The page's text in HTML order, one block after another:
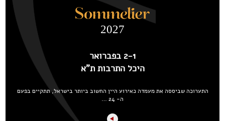
2027
2-1 בפברואר
היכל התרבות ת"א
התערוכה שביססה את מעמדה כאירוע היין החשוב ביותר בישראל, תתקיים בפעם
ה- 24 …